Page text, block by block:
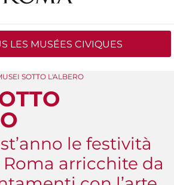
LES MUSÉES CIVIQUES
SOTTO L'ALBERO
le festività
arricchite da